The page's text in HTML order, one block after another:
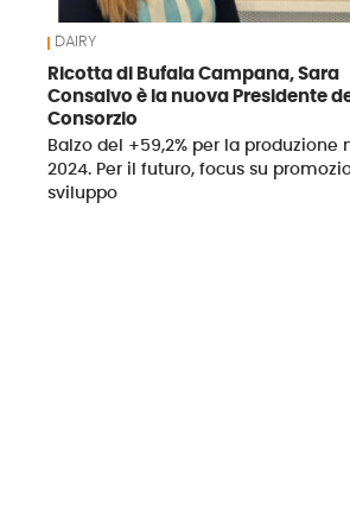
DAIRY
Ricotta di Bufala Campana, Sara
Consalvo è la nuova Presidente
Consorzio
Balzo del +59,2% per la produzione
2024. Per il futuro, focus su
sviluppo